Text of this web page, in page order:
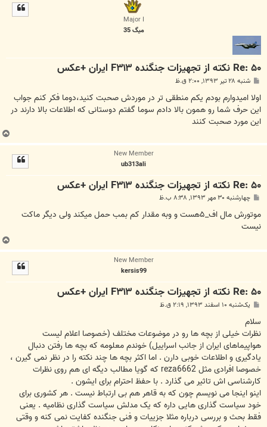
Major I
میگ 35
Re: ۵۰ نکته از تجهیزات جنگنده F۳۱۳ ایران +عکس
پ
ت
شنبه ۲۸ تیر ۱۳۹۳, ۲:۰۰ ق.ظ
اولا امیدوارم بودم یکم منطقی تر در موردش صحبت کنید،دوما فکر کنم جواب
این حرف شما رو همون بالا دادم سوما گفتم دوستانی که اطلاعات بالا دارند در
این مورد صحبت کنند
ب
ا
New Member
ub313ali
Re: ۵۰ نکته از تجهیزات جنگنده F۳۱۳ ایران +عکس
پ
ت
چهارشنبه ۳۰ مهر ۱۳۹۳, ۸:۳۸ ب.ظ
موتورش مال اف_۵هست و وبه مقدار کم بمب حمل میکند ولی دیگر ماکت
نیست
ب
ا
New Member
kersis99
Re: ۵۰ نکته از تجهیزات جنگنده F۳۱۳ ایران +عکس
پ
ت
یک‌شنبه ۱۰ اسفند ۱۳۹۳, ۲:۱۹ ق.ظ
سلام
نظرات خیلی از بچه ها رو در موضوعات مختلف (خصوصا اعلام لیست
هواپیماهای ایران از جانب اسراییل) خوندم معلومه که بچه ها رفتن دنبال
یادگیری و اطلاعات خوبی دارن . اما اکثر بچه ها چند نکته را در نظر نمی گیرن ،
خصوصا افرادی مثل reza6662 که گویا مطالب دیگه ای هم روی نظرات
کارشناسی اش تاثیر می گذارد . با حفظ احترام برای ایشون .
اینو اینجا می نویسم چون که به قاهر هم بی ارتباط نیست . هر کشوری برای
خود سیاست گذاری هایی داره که یک مدلش سیاست گذاری نظامیه . یعنی
فقط بحث و بررسی درباره مثلا جزییات و فنی جنگنده کفایت نمی کنه و وقتی